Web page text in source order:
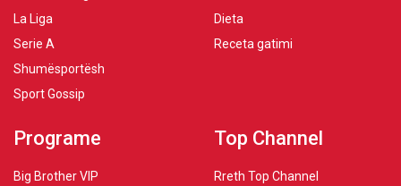
La Liga
Serie A
Shumësportësh
Sport Gossip
Dieta
Receta gatimi
Programe
Big Brother VIP
Top Channel
Rreth Top Channel